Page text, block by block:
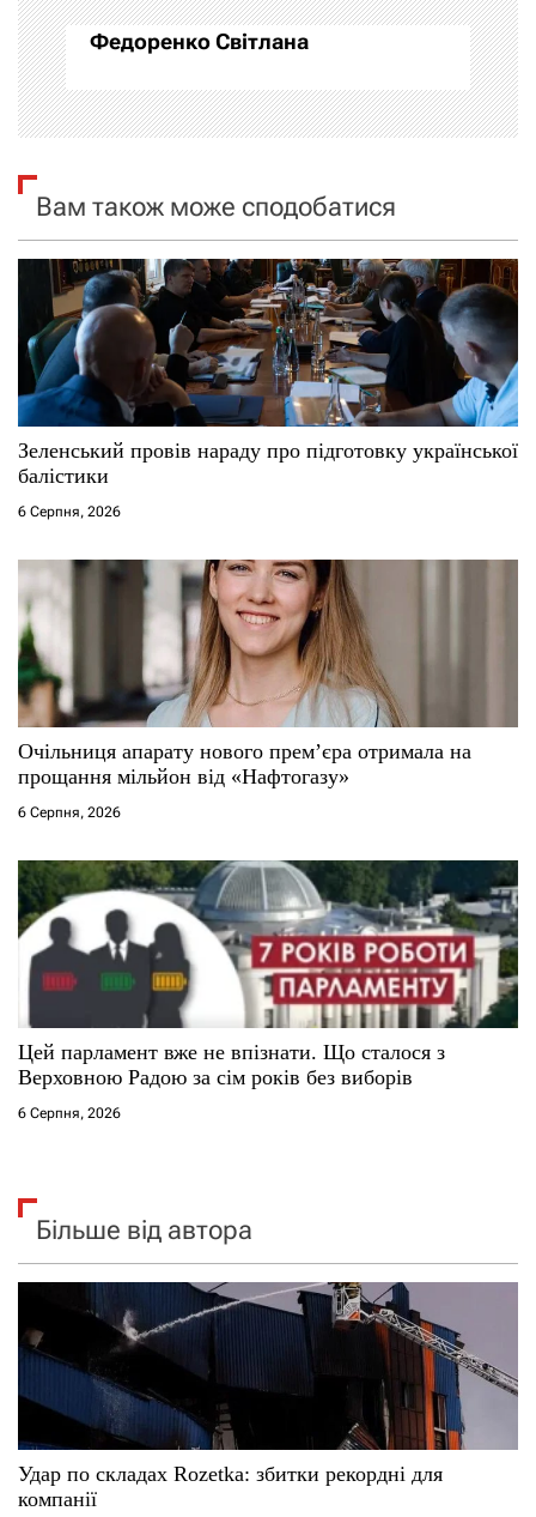
ц
і
я
з
а
и
с
і
в
Федоренко Світлана
Вам також може сподобатися
Зеленський провів нараду про підготовку української
балістики
6 Серпня, 2026
Очільниця апарату нового прем’єра отримала на
прощання мільйон від «Нафтогазу»
6 Серпня, 2026
Цей парламент вже не впізнати. Що сталося з
Верховною Радою за сім років без виборів
6 Серпня, 2026
Більше від автора
Удар по складах Rozetka: збитки рекордні для
компанії